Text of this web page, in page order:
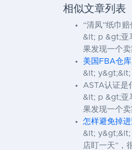
相似文章列表
“清凤”纸巾
&lt; p &gt;亚
果发现一个
美国FBA仓
&lt;
ASTA认证是
&lt; p &gt;亚
果发现一个
怎样避免掉
&lt; y&gt;&lt;
店盯一天”，